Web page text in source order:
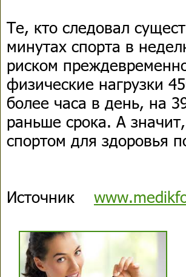
Те, кто следовал
минутах спорта в
риском
физические нагрузки
более часа в день, на
раньше срока. А
спортом для здоровья
Источник